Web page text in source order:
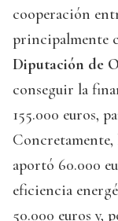
cooperación
principalmente
Diputación de
conseguir la
155.000 euros,
aportó 60.000
eficiencia
50.000 euros y,